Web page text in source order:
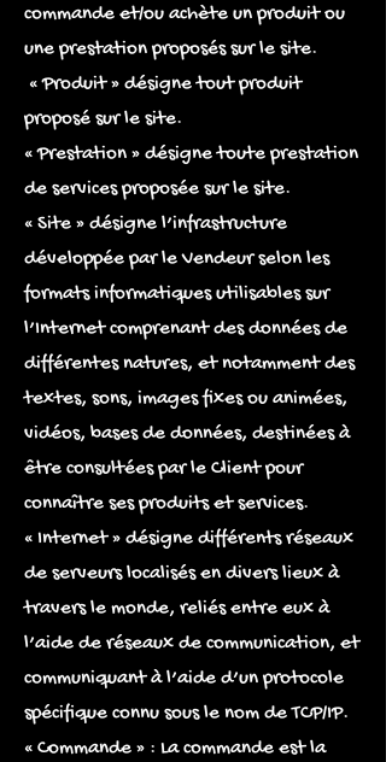
commande et/ou achète un produit ou
une prestation proposés sur le site.
« Produit » désigne tout produit
proposé sur le site.
« Prestation » désigne toute prestation
de services proposée sur le site.
« Site » désigne l’infrastructure
développée par le Vendeur selon les
formats informatiques utilisables sur
l’Internet comprenant des données de
différentes natures, et notamment des
textes, sons, images fixes ou animées,
vidéos, bases de données, destinées à
être consultées par le Client pour
connaître ses produits et services.
« Internet » désigne différents réseaux
de serveurs localisés en divers lieux à
travers le monde, reliés entre eux à
l’aide de réseaux de communication, et
communiquant à l’aide d’un protocole
spécifique connu sous le nom de TCP/IP.
« Commande » : La commande est la